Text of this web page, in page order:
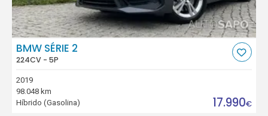
BMW SÉRIE 2
224CV - 5P
2019
98.048 km
Híbrido (Gasolina)
17.990€